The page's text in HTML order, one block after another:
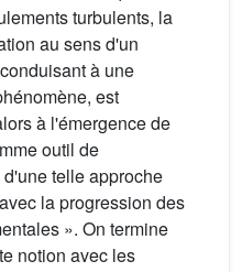
turbulents, la
au sens d'un
à une
est
à l'émergence de
outil de
telle approche
la progression des
». On termine
notion avec les